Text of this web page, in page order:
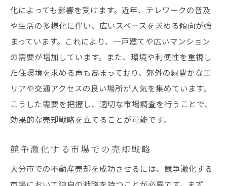
エージェントのネットワークを活用する方
法
売却戦略におけるエージェントの役割
現地の専門家による価格交渉のメリット
エージェントとの効果的なコミュニケーシ
ョン
大分市の市場動向を理解し不動産売却をスムー
ズに進める方法
売却前に行うべき市場調査
競争力のある物件の特徴
売却プロセスの基本ステップ
化によっても影響を受けます。近年、テレワークの普及
や生活の多様化に伴い、広いスペースを求める傾向が強
まっています。これにより、一戸建てや広いマンション
の需要が増加しています。また、環境や利便性を重視し
た住環境を求める声も高まっており、郊外の緑豊かなエ
リアや交通アクセスの良い場所が人気を集めています。
こうした需要を把握し、適切な市場調査を行うことで、
効果的な売却戦略を立てることが可能です。
競争激化する市場での売却戦略
大分市での不動産売却を成功させるには、競争激化する